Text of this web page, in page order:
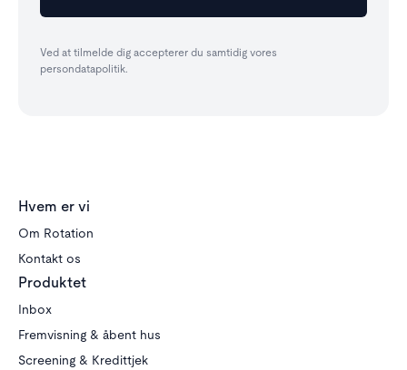
Ved at tilmelde dig accepterer du samtidig vores
persondatapolitik.
Hvem er vi
Om Rotation
Kontakt os
Produktet
Inbox
Fremvisning & åbent hus
Screening & Kredittjek